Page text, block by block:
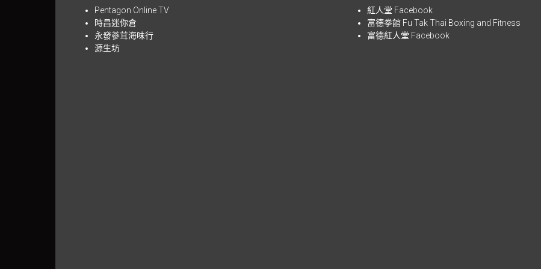
Pentagon Online TV
時昌迷你倉
永發蔘茸海味行
源生坊
紅人堂 Facebook
富德拳館 Fu Tak Thai Boxing and Fitness
富德紅人堂 Facebook